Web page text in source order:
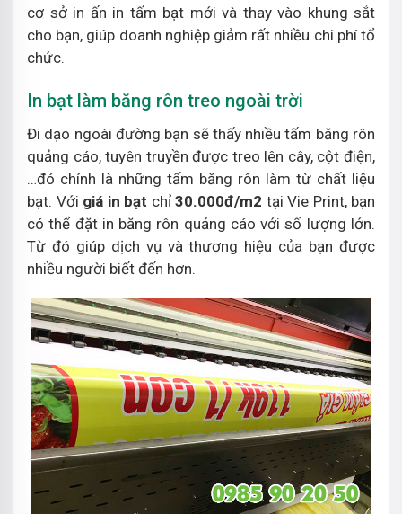
cơ sở in ấn in tấm bạt mới và thay vào khung sắt
cho bạn, giúp doanh nghiệp giảm rất nhiều chi phí tổ
chức.
In bạt làm băng rôn treo ngoài trời
Đi dạo ngoài đường bạn sẽ thấy nhiều tấm băng rôn
quảng cáo, tuyên truyền được treo lên cây, cột điện,
…đó chính là những tấm băng rôn làm từ chất liệu
bạt. Với giá in bạt chỉ 30.000đ/m2 tại Vie Print, bạn
có thể đặt in băng rôn quảng cáo với số lượng lớn.
Từ đó giúp dịch vụ và thương hiệu của bạn được
nhiều người biết đến hơn.